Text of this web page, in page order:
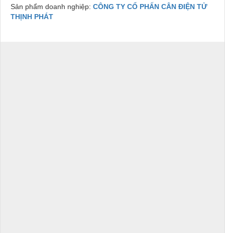
Sản phẩm doanh nghiệp: CÔNG TY CỔ PHẤN CÂN ĐIỆN TỬ
THỊNH PHÁT